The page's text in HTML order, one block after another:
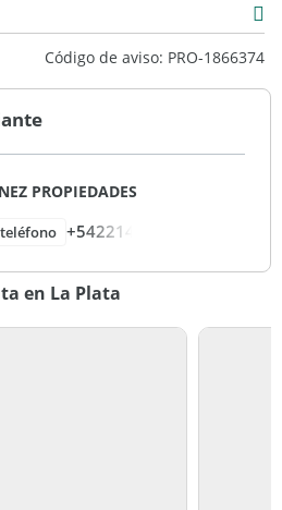
Código de aviso: PRO-1866374
PROPIEDADES
+542214
en La Plata